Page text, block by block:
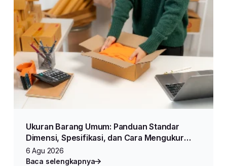
Ukuran Barang Umum: Panduan Standar
Dimensi, Spesifikasi, dan Cara Mengukur
Produk untuk Jualan Online
6 Agu 2026
Baca selengkapnya